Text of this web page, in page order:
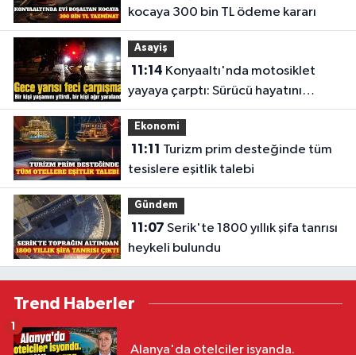
kocaya 300 bin TL ödeme kararı
Asayiş
11:14
yayaya çarptı: Sürücü hayatını
kaybetti
Ekonomi
11:11
tesislere eşitlik talebi
Gündem
11:07
heykeli bulundu
Trend Haberler
Alanya'da otelciler isyanda.
1